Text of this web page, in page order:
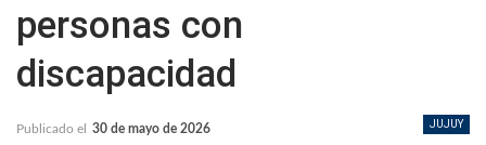
personas con
discapacidad
JUJUY
Publicado el 30 de mayo de 2026